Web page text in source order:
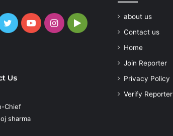
TwitterYouTubeInstagram
Google
Us
Chief
sharma
about us
Contact us
Home
Join Reporter
Privacy Policy
Verify Reporter